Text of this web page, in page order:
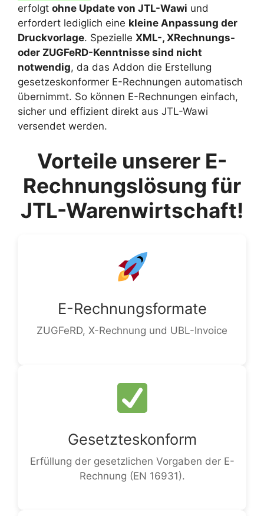
erfolgt ohne Update von JTL-Wawi und
erfordert lediglich eine kleine Anpassung der
Druckvorlage. Spezielle XML-, XRechnungs-
oder ZUGFeRD-Kenntnisse sind nicht
notwendig, da das Addon die Erstellung
gesetzeskonformer E-Rechnungen automatisch
übernimmt. So können E-Rechnungen einfach,
sicher und effizient direkt aus JTL-Wawi
versendet werden.
Vorteile unserer E-
Rechnungslösung für
JTL-Warenwirtschaft!
E-Rechnungsformate
ZUGFeRD, X-Rechnung und UBL-Invoice
Gesetzteskonform
Erfüllung der gesetzlichen Vorgaben der E-
Rechnung (EN 16931).